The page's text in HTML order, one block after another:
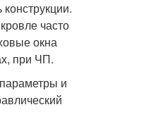
часто
окна
при ЧП.
и